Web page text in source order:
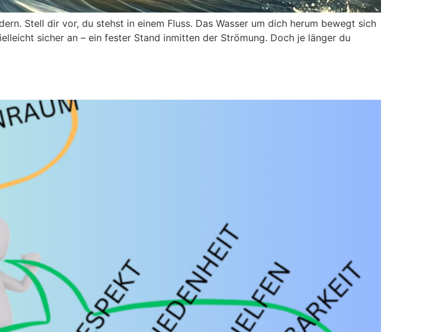
Stell dir vor, du stehst in einem Fluss. Das Wasser um dich herum bewegt sich
sicher an – ein fester Stand inmitten der Strömung. Doch je länger du